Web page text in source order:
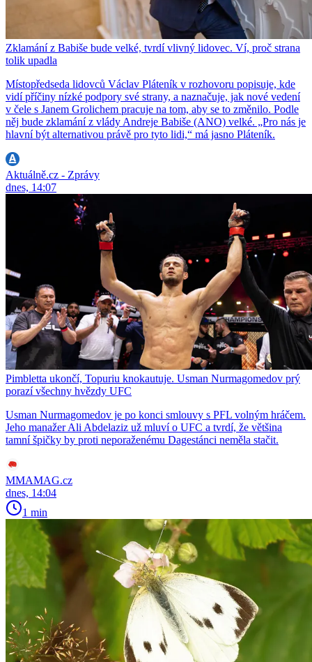
Zklamání z Babiše bude velké, tvrdí vlivný lidovec. Ví, proč strana
tolik upadla
Místopředseda lidovců Václav Pláteník v rozhovoru popisuje, kde
vidí příčiny nízké podpory své strany, a naznačuje, jak nové vedení
v čele s Janem Grolichem pracuje na tom, aby se to změnilo. Podle
něj bude zklamání z vlády Andreje Babiše (ANO) velké. „Pro nás je
hlavní být alternativou právě pro tyto lidi,“ má jasno Pláteník.
Aktuálně.cz - Zprávy
dnes, 14:07
Pimbletta ukončí, Topuriu knokautuje. Usman Nurmagomedov prý
porazí všechny hvězdy UFC
Usman Nurmagomedov je po konci smlouvy s PFL volným hráčem.
Jeho manažer Ali Abdelaziz už mluví o UFC a tvrdí, že většina
tamní špičky by proti neporaženému Dagestánci neměla stačit.
MMAMAG.cz
dnes, 14:04
1 min